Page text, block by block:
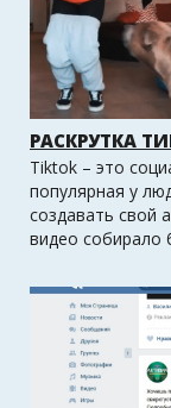
РАСКРУТКА
Tiktok – это
популярная у
создавать свой
видео собирало